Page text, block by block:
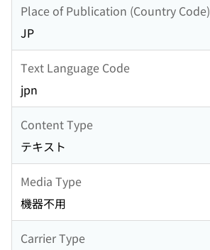
Place of Publication (Country Code)
JP
Text Language Code
jpn
Content Type
テキスト
Media Type
機器不用
Carrier Type